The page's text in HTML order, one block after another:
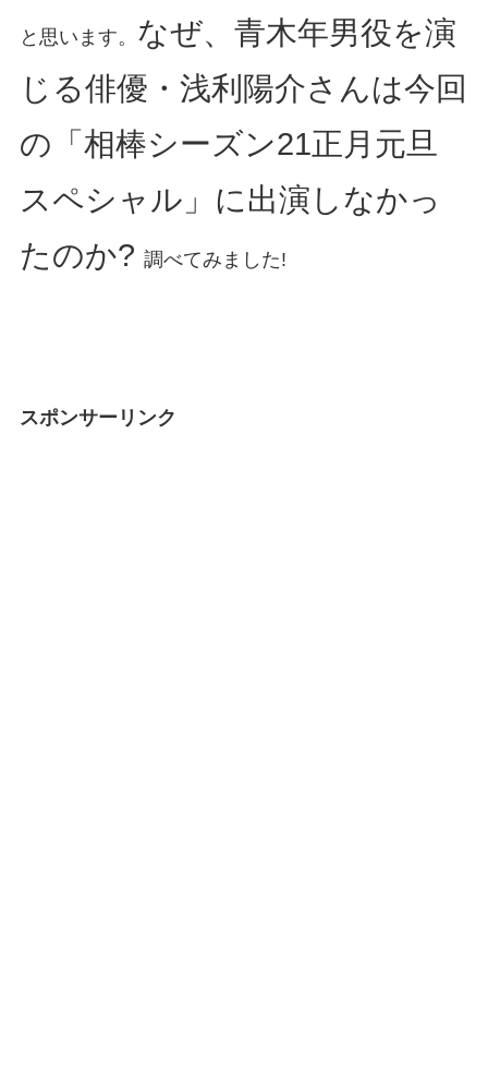
と思います。 なぜ、青木年男役を演
じる俳優・浅利陽介さんは今回
の「相棒シーズン21正月元旦
スペシャル」に出演しなかっ
たのか? 調べてみました!
スポンサーリンク